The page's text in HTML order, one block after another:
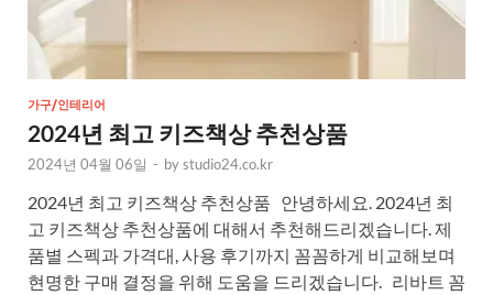
가구/인테리어
2024년 최고 키즈책상 추천상품
2024년 04월 06일 - bystudio24.co.kr
2024년 최고 키즈책상 추천상품 안녕하세요. 2024년 최
고 키즈책상 추천상품에 대해서 추천해드리겠습니다. 제
품별 스펙과 가격대, 사용 후기까지 꼼꼼하게 비교해보며
현명한 구매 결정을 위해 도움을 드리겠습니다. 리바트 꼼